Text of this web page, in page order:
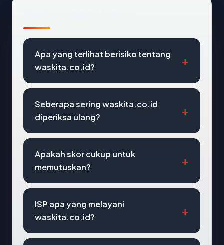
Apa yang terlihat berisiko tentang
waskita.co.id?
Seberapa sering waskita.co.id
diperiksa ulang?
Apakah skor cukup untuk
memutuskan?
ISP apa yang melayani
waskita.co.id?